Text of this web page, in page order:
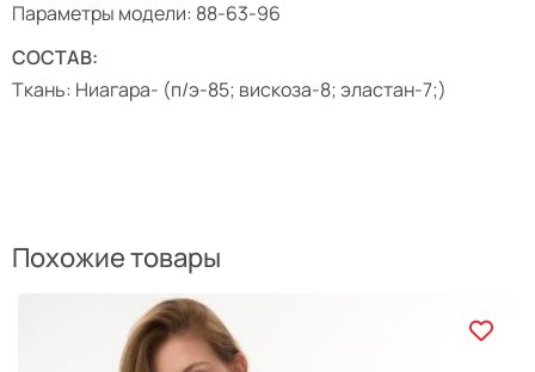
Параметры модели: 88-63-96
СОСТАВ:
Ткань: Ниагара- (п/э-85; вискоза-8; эластан-7;)
Похожие товары